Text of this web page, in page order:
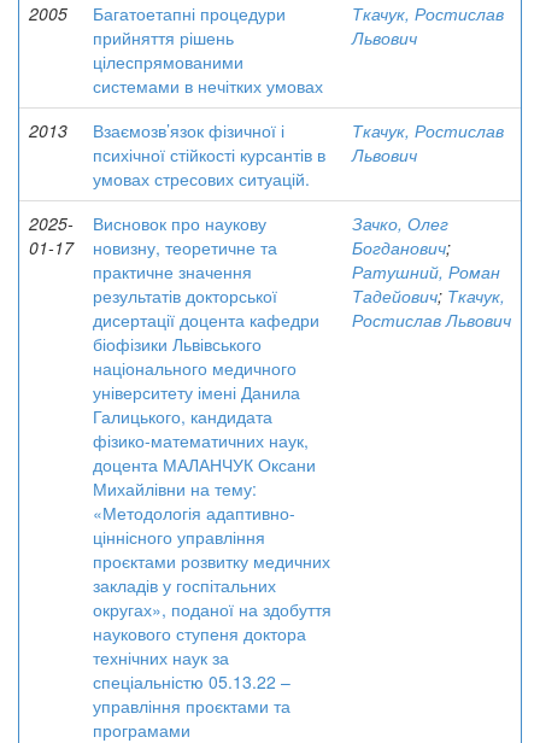
2005
Багатоетапні процедури
прийняття рішень
цілеспрямованими
системами в нечітких умовах
Ткачук, Ростислав
Львович
2013
Взаємозв’язок фізичної і
психічної стійкості курсантів в
умовах стресових ситуацій.
Ткачук, Ростислав
Львович
2025-
01-17
Висновок про наукову
новизну, теоретичне та
практичне значення
результатів докторської
дисертації доцента кафедри
біофізики Львівського
національного медичного
університету імені Данила
Галицького, кандидата
фізико-математичних наук,
доцента МАЛАНЧУК Оксани
Михайлівни на тему:
«Методологія адаптивно-
ціннісного управління
проєктами розвитку медичних
закладів у госпітальних
округах», поданої на здобуття
наукового ступеня доктора
технічних наук за
спеціальністю 05.13.22 –
управління проєктами та
програмами
Зачко, Олег
Богданович;
Ратушний, Роман
Тадейович; Ткачук,
Ростислав Львович